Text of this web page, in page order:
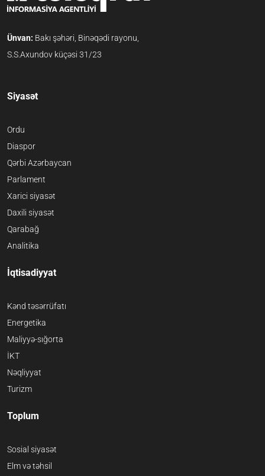
Ünvan: Bakı şəhəri, Binəqədi rayonu,
S.S.Axundov küçəsi 31/23
Siyasət
Ordu
Diaspor
Qərbi Azərbaycan
Parlament
Xarici siyasət
Daxili siyasət
Qarabağ
Analitika
İqtisadiyyat
Kənd təsərrüfatı
Energetika
Maliyyə-sığorta
İKT
Nəqliyyat
Turizm
Toplum
Sosial siyasət
Elm və təhsil